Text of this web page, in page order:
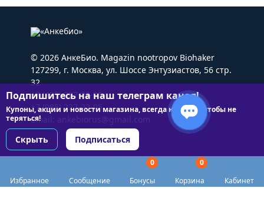
Избранное Сообщение
0
Бонусы
0
Корзина
Кабинет
© 2026 АнкеБио. Magazin nootropov Biohaker
127299, г. Москва, ул. Шоссе Энтузиастов, 56 стр.
32
+7 (495) 227-22-05
+7 (985) 227-22-05
Email: ankebiorus@gmail.com
Подпишитесь на наш телеграм канал!
Купоны, акции и новости магазина, всегда на связи чтобы не
теряться!
Скрыть Подписаться